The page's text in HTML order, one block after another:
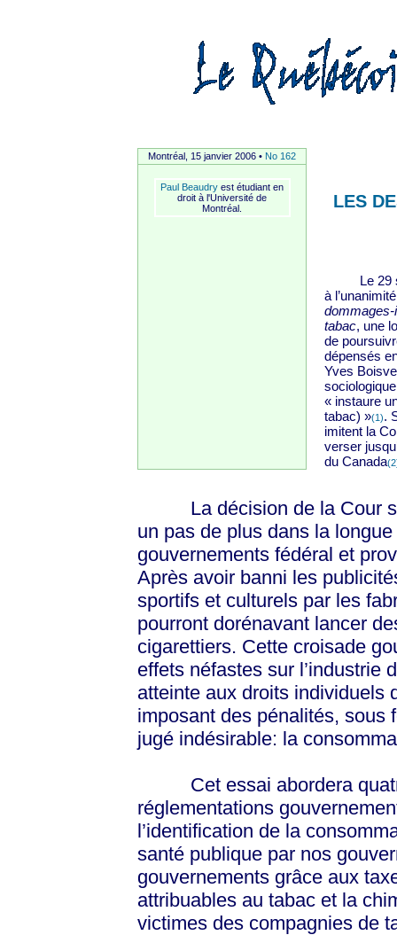
Montréal, 15 janvier 2006 • No 162
Paul Beaudry est étudiant en
droit à l'Université de
Montréal.
LES
Le 29
à
dommages-
tabac, une
de
dépensés
Yves
« instaure
tabac) »(1).
imitent la
verser
du Canada
La décision de la Cour
un pas de plus dans la
gouvernements fédéral et
Après avoir banni les
sportifs et culturels par les
pourront dorénavant lancer
cigarettiers. Cette croisade
effets néfastes sur l’industrie
atteinte aux droits individuels
imposant des pénalités, sous
jugé indésirable: la
Cet essai abordera
réglementations
l’identification de la
santé publique par nos
gouvernements grâce aux
attribuables au tabac et la
victimes des compagnies de